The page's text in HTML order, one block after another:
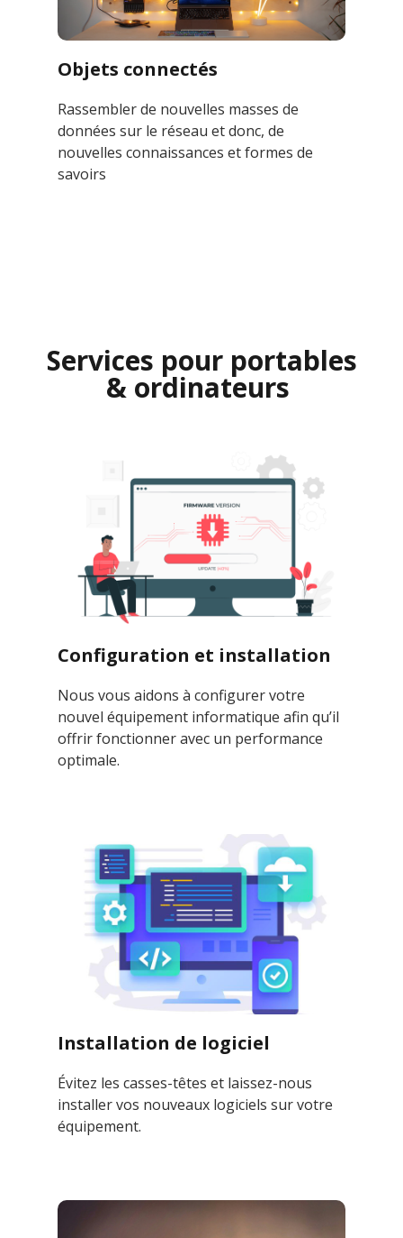
Objets connectés
Rassembler de nouvelles masses de
données sur le réseau et donc, de
nouvelles connaissances et formes de
savoirs
Services pour portables
& ordinateurs
Configuration et installation
Nous vous aidons à configurer votre
nouvel équipement informatique afin qu’il
offrir fonctionner avec un performance
optimale.
Installation de logiciel
Évitez les casses-têtes et laissez-nous
installer vos nouveaux logiciels sur votre
équipement.